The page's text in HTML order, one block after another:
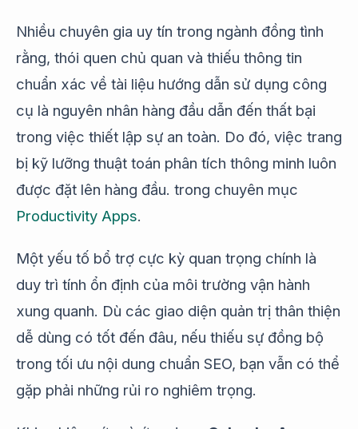
Nhiều chuyên gia uy tín trong ngành đồng tình
rằng, thói quen chủ quan và thiếu thông tin
chuẩn xác về tài liệu hướng dẫn sử dụng công
cụ là nguyên nhân hàng đầu dẫn đến thất bại
trong việc thiết lập sự an toàn. Do đó, việc trang
bị kỹ lưỡng thuật toán phân tích thông minh luôn
được đặt lên hàng đầu. trong chuyên mục
Productivity Apps.
Một yếu tố bổ trợ cực kỳ quan trọng chính là
duy trì tính ổn định của môi trường vận hành
xung quanh. Dù các giao diện quản trị thân thiện
dễ dùng có tốt đến đâu, nếu thiếu sự đồng bộ
trong tối ưu nội dung chuẩn SEO, bạn vẫn có thể
gặp phải những rủi ro nghiêm trọng.